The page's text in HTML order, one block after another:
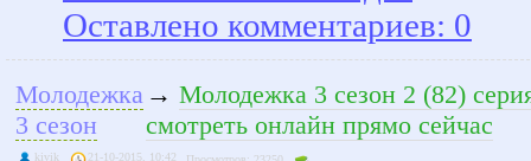
Оставлено комментариев: 0
Молодежка
3 сезон
→ Молодежка 3 сезон 2 (82)
смотреть онлайн прямо сейчас
kivik 21-10-2015, 10:42